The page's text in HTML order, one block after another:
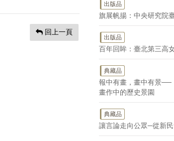
回上一頁
出版品
旗展帆揚：中央研究院
出版品
百年回眸：臺北第三高
典藏品
報中有畫，畫中有景──
畫作中的歷史景園
典藏品
讓言論走向公眾─從新